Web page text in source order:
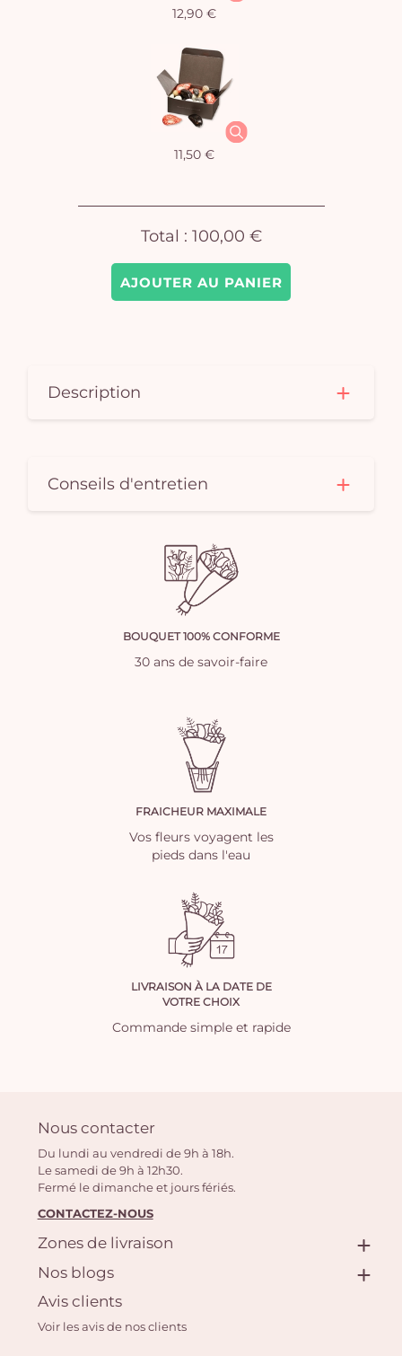
AJOUTER AU PANIER
12,90 €
11,50 €
Total : 100,00 €
Description
Conseils d'entretien
BOUQUET 100% CONFORME
30 ans de savoir-faire
FRAICHEUR MAXIMALE
Vos fleurs voyagent les
pieds dans l'eau
LIVRAISON À LA DATE DE
VOTRE CHOIX
Commande simple et rapide
Nous contacter
Du lundi au vendredi de 9h à 18h.
Le samedi de 9h à 12h30.
Fermé le dimanche et jours fériés.
CONTACTEZ-NOUS
Zones de livraison
Nos blogs
Avis clients
Voir les avis de nos clients